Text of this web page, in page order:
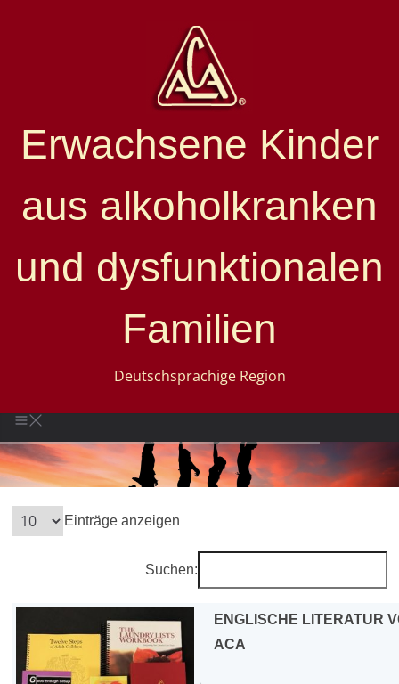
Erwachsene Kinder
aus alkoholkranken
und dysfunktionalen
Familien
Deutschsprachige Region
Einträge anzeigen
Suchen:
ENGLISCHE LITERATUR
ACA